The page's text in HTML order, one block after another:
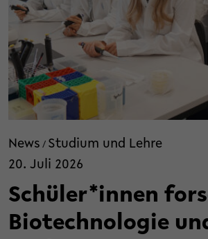
News / Studium und Lehre
20. Juli 2026
Schüler*innen
Biotechnologie